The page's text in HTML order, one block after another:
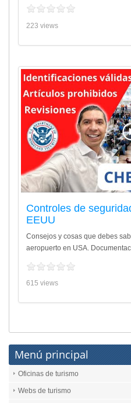
223 views
Controles de
EEUU
Consejos y cosas que debes
aeropuerto en USA.
615 views
Menú principal
Oficinas de turismo
Webs de turismo